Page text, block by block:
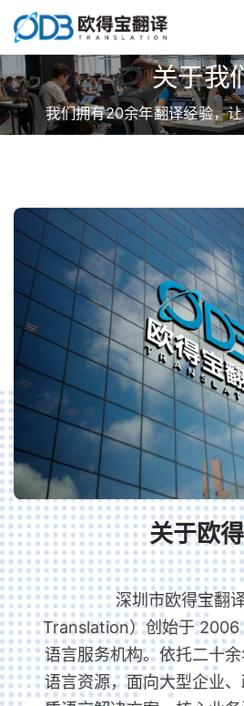
关于我
我们拥有20余年翻译经验，
关于欧
ᅟᅠᅟᅠ深圳市欧得宝翻
Translation）创始于 2006
语言服务机构。依托二十
语言资源，面向大型企业